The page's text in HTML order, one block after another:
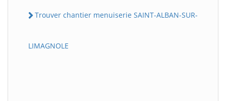
Trouver chantier menuiserie SAINT-ALBAN-SUR-
LIMAGNOLE